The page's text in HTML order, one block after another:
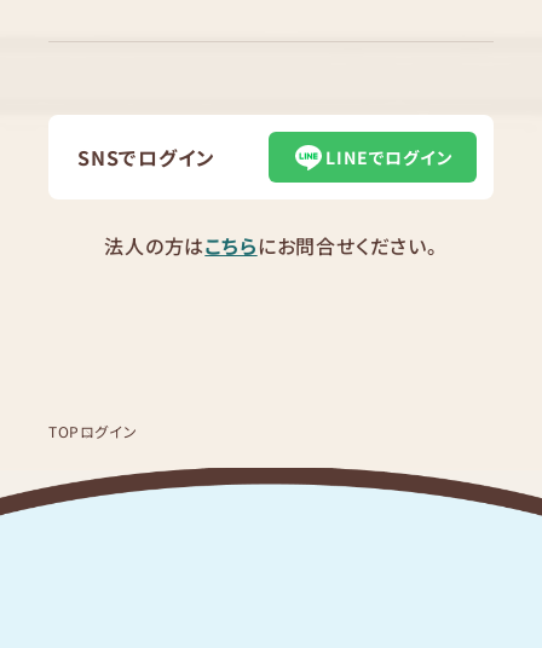
SNSでログイン LINEでログイン
法人の方はこちらにお問合せください。
TOPログイン